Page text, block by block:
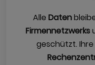
Alle Daten
Firmennetzwerks
geschützt.